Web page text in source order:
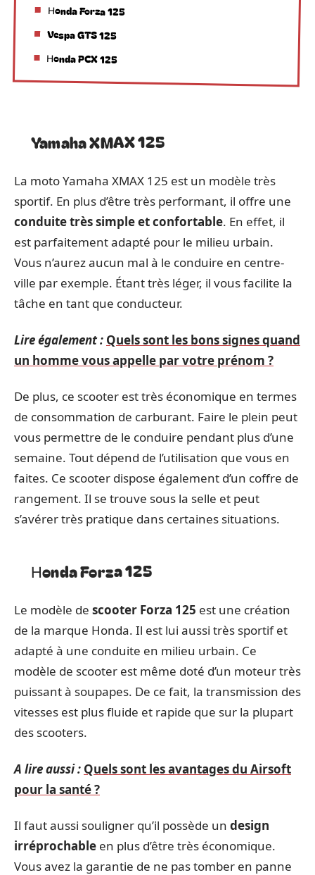
Honda Forza 125
Vespa GTS 125
Honda PCX 125
Yamaha XMAX 125
La moto Yamaha XMAX 125 est un modèle très
sportif. En plus d’être très performant, il offre une
conduite très simple et confortable. En effet, il
est parfaitement adapté pour le milieu urbain.
Vous n’aurez aucun mal à le conduire en centre-
ville par exemple. Étant très léger, il vous facilite la
tâche en tant que conducteur.
Lire également : Quels sont les bons signes quand
un homme vous appelle par votre prénom ?
De plus, ce scooter est très économique en termes
de consommation de carburant. Faire le plein peut
vous permettre de le conduire pendant plus d’une
semaine. Tout dépend de l’utilisation que vous en
faites. Ce scooter dispose également d’un coffre de
rangement. Il se trouve sous la selle et peut
s’avérer très pratique dans certaines situations.
Honda Forza 125
Le modèle de scooter Forza 125 est une création
de la marque Honda. Il est lui aussi très sportif et
adapté à une conduite en milieu urbain. Ce
modèle de scooter est même doté d’un moteur très
puissant à soupapes. De ce fait, la transmission des
vitesses est plus fluide et rapide que sur la plupart
des scooters.
A lire aussi : Quels sont les avantages du Airsoft
pour la santé ?
Il faut aussi souligner qu’il possède un design
irréprochable en plus d’être très économique.
Vous avez la garantie de ne pas tomber en panne